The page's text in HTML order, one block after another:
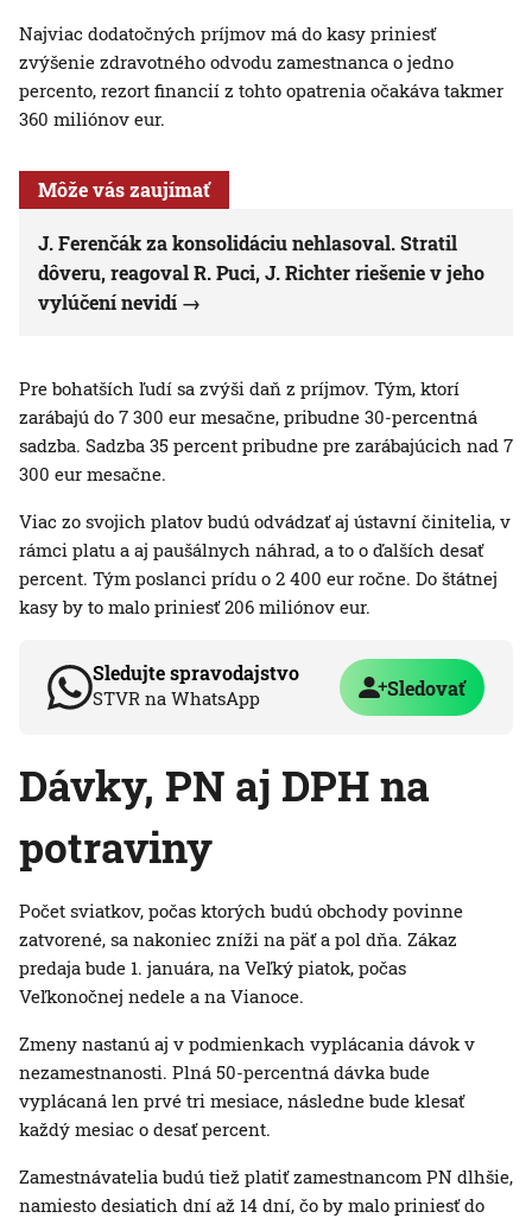
Najviac dodatočných príjmov má do kasy priniesť
zvýšenie zdravotného odvodu zamestnanca o jedno
percento, rezort financií z tohto opatrenia očakáva takmer
360 miliónov eur.
Môže vás zaujímať
J. Ferenčák za konsolidáciu nehlasoval. Stratil
dôveru, reagoval R. Puci, J. Richter riešenie v jeho
vylúčení nevidí
Pre bohatších ľudí sa zvýši daň z príjmov. Tým, ktorí
zarábajú do 7 300 eur mesačne, pribudne 30-percentná
sadzba. Sadzba 35 percent pribudne pre zarábajúcich nad 7
300 eur mesačne.
Viac zo svojich platov budú odvádzať aj ústavní činitelia, v
rámci platu a aj paušálnych náhrad, a to o ďalších desať
percent. Tým poslanci prídu o 2 400 eur ročne. Do štátnej
kasy by to malo priniesť 206 miliónov eur.
Sledujte spravodajstvo
STVR na WhatsApp Sledovať
Dávky, PN aj DPH na
potraviny
Počet sviatkov, počas ktorých budú obchody povinne
zatvorené, sa nakoniec zníži na päť a pol dňa. Zákaz
predaja bude 1. januára, na Veľký piatok, počas
Veľkonočnej nedele a na Vianoce.
Zmeny nastanú aj v podmienkach vyplácania dávok v
nezamestnanosti. Plná 50-percentná dávka bude
vyplácaná len prvé tri mesiace, následne bude klesať
každý mesiac o desať percent.
Zamestnávatelia budú tiež platiť zamestnancom PN dlhšie,
namiesto desiatich dní až 14 dní, čo by malo priniesť do